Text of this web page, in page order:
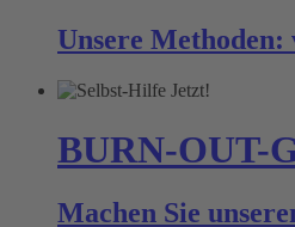
Unsere
BURN-OUT-
Machen Sie